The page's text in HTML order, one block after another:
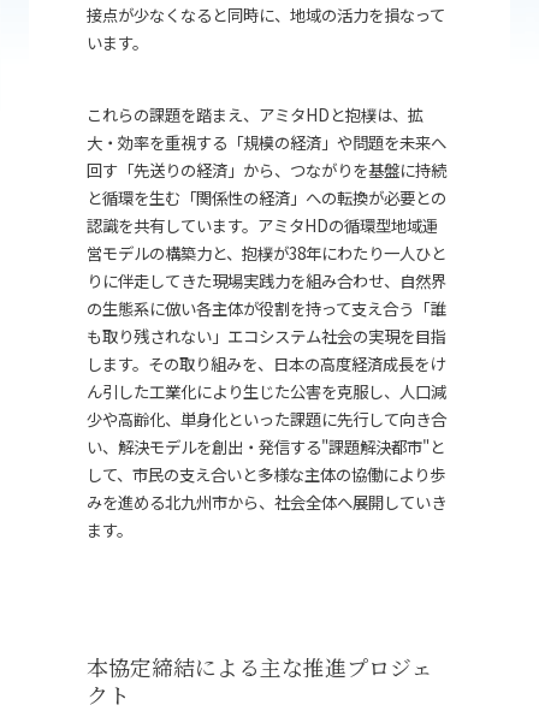
接点が少なくなると同時に、地域の活力を損なって
います。
これらの課題を踏まえ、アミタHD と抱樸は、拡
大・効率を重視する「規模の経済」や問題を未来へ
回す「先送りの経済」から、つながりを基盤に持続
と循環を生む「関係性の経済」への転換が必要との
認識を共有しています。アミタHDの循環型地域運
営モデルの構築力と、抱樸が38年にわたり一人ひと
りに伴走してきた現場実践力を組み合わせ、自然界
の生態系に倣い各主体が役割を持って支え合う「誰
も取り残されない」エコシステム社会の実現を目指
します。その取り組みを、日本の高度経済成長をけ
ん引した工業化により生じた公害を克服し、人口減
少や高齢化、単身化といった課題に先行して向き合
い、解決モデルを創出・発信する"課題解決都市"と
して、市民の支え合いと多様な主体の協働により歩
みを進める北九州市から、社会全体へ展開していき
ます。
本協定締結による主な推進プロジェ
クト